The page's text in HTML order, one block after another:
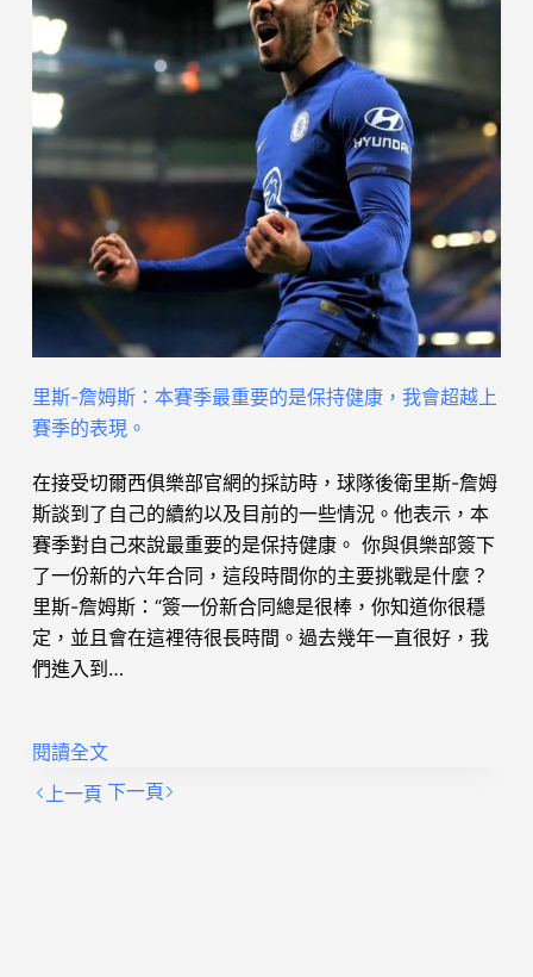
里斯-詹姆斯：本賽季最重要的是保持健康，我會超越上
賽季的表現。
在接受切爾西俱樂部官網的採訪時，球隊後衛里斯-詹姆
斯談到了自己的續約以及目前的一些情況。他表示，本
賽季對自己來說最重要的是保持健康。 你與俱樂部簽下
了一份新的六年合同，這段時間你的主要挑戰是什麼？
里斯-詹姆斯：“簽一份新合同總是很棒，你知道你很穩
定，並且會在這裡待很長時間。過去幾年一直很好，我
們進入到…
閱讀全文
上一頁 下一頁